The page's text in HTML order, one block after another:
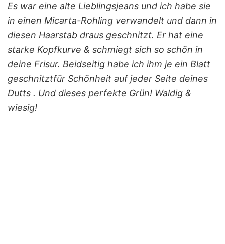
Es war eine alte Lieblingsjeans und ich habe sie
in einen Micarta-Rohling verwandelt und dann in
diesen Haarstab draus geschnitzt. Er hat eine
starke Kopfkurve & schmiegt sich so schön in
deine Frisur. Beidseitig habe ich ihm je ein Blatt
geschnitztfür Schönheit auf jeder Seite deines
Dutts . Und dieses perfekte Grün! Waldig &
wiesig!